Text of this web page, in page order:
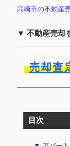
高崎市の不動産
▼ 不動産売却
売却査
目次